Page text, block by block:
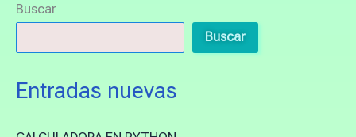
Buscar
Buscar
Entradas nuevas